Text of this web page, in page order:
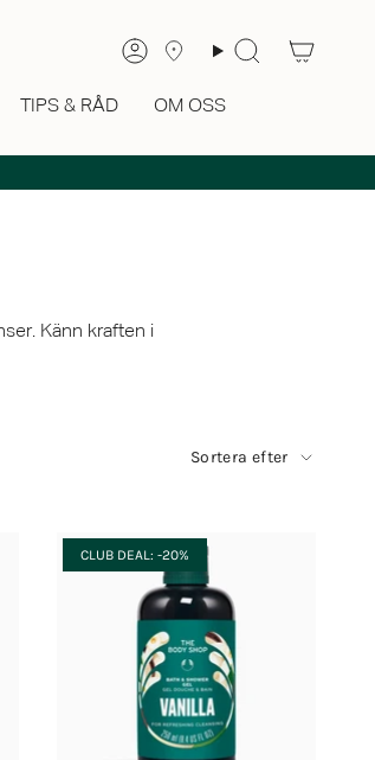
Konto Sök
TIPS & RÅD OM OSS
Känn kraften i
Sortera
efter
Sortera efter
CLUB DEAL: -20%